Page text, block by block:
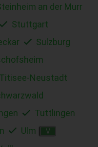
an der Murr
Stuttgart
Sulzburg
Titisee-Neustadt
Tuttlingen
Ulm V